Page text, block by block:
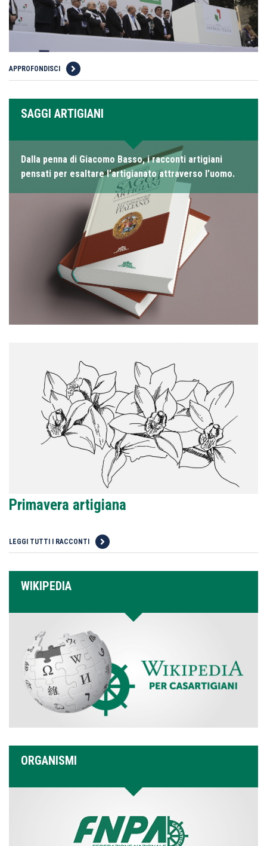
APPROFONDISCI
SAGGI ARTIGIANI
Dalla penna di Giacomo Basso, i racconti artigiani
pensati per esaltare l’artigianato attraverso l’uomo.
Primavera artigiana
LEGGI TUTTI I RACCONTI
WIKIPEDIA
ORGANISMI